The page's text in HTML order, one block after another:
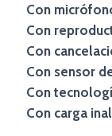
Con
Con
Con
Con sensor
Con
Con carga